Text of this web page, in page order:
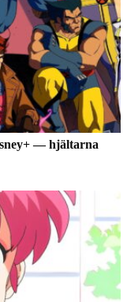
— hjältarna